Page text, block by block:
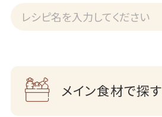
メイン食材で探す